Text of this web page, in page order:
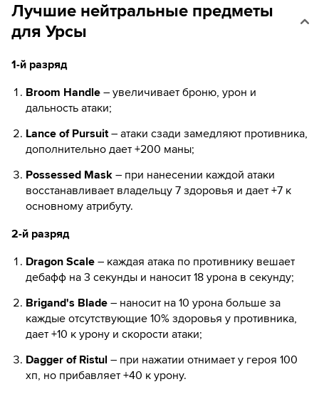
Лучшие нейтральные предметы
для Урсы
1-й разряд
Broom Handle – увеличивает броню, урон и
дальность атаки;
Lance of Pursuit– атаки сзади замедляют противника,
дополнительно дает +200 маны;
Possessed Mask – при нанесении каждой атаки
восстанавливает владельцу 7 здоровья и дает +7 к
основному атрибуту.
2-й разряд
Dragon Scale – каждая атака по противнику вешает
дебафф на 3 секунды и наносит 18 урона в секунду;
Brigand's Blade – наносит на 10 урона больше за
каждые отсутствующие 10% здоровья у противника,
дает +10 к урону и скорости атаки;
Dagger of Ristul – при нажатии отнимает у героя 100
хп, но прибавляет +40 к урону.